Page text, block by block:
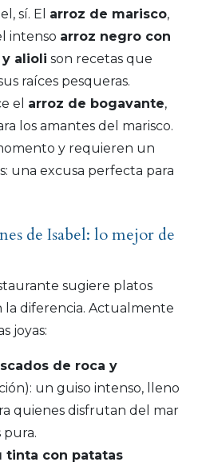
sí. El arroz de marisco,
intenso arroz negro con
alioli son recetas que
raíces pesqueras.
el arroz de bogavante,
los amantes del marisco.
y requieren un
una excusa perfecta para
de Isabel: lo mejor de
sugiere platos
la diferencia. Actualmente
joyas:
de roca y
un guiso intenso, lleno
quienes disfrutan del mar
pura.
tinta con patatas